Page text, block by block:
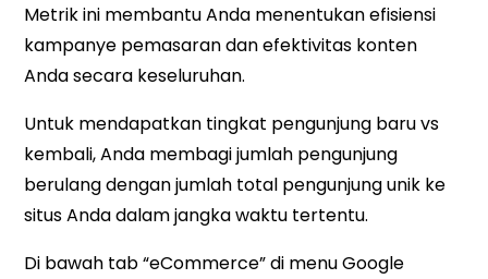
Metrik ini membantu Anda menentukan efisiensi
kampanye pemasaran dan efektivitas konten
Anda secara keseluruhan.
Untuk mendapatkan tingkat pengunjung baru vs
kembali, Anda membagi jumlah pengunjung
berulang dengan jumlah total pengunjung unik ke
situs Anda dalam jangka waktu tertentu.
Di bawah tab “eCommerce” di menu Google